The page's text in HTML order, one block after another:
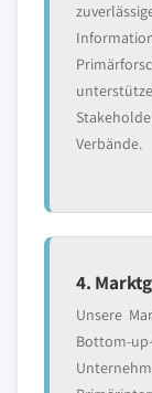
Verbände.
4.
Unsere